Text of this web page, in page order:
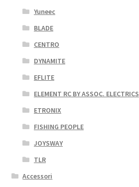
Yuneec
BLADE
CENTRO
DYNAMITE
EFLITE
ELEMENT RC BY ASSOC. ELECTRICS
ETRONIX
FISHING PEOPLE
JOYSWAY
TLR
Accessori